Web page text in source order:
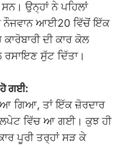
ਉਨ੍ਹਾਂ ਨੇ ਪਹਿਲਾਂ
ਨੌਜਵਾਨ ਆਈ20 ਵਿੱਚੋਂ ਇੱਕ
ਦੀ ਕਾਰ ਕੋਲ
ਸੁੱਟ ਦਿੱਤਾ।
ਹੋ ਗਈ:
ਗਿਆ, ਤਾਂ ਇੱਕ ਜ਼ੋਰਦਾਰ
ਵਿੱਚ ਆ ਗਈ। ਕੁਝ ਹੀ
ਪੂਰੀ ਤਰ੍ਹਾਂ ਸੜ ਕੇ